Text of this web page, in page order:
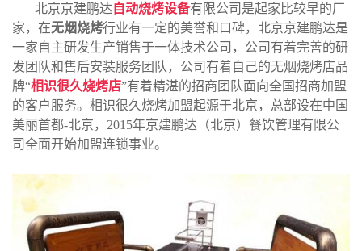
北京京建鹏达 自动烧烤设备有限公司是起家比较早的厂
家，在无烟烧烤行业有一定的美誉和口碑，北京京建鹏达是
一家自主研发生产销售于一体技术公司，公司有着完善的研
发团队和售后安装服务团队，公司有着自己的无烟烧烤店品
牌“相识很久烧烤店”有着精湛的招商团队面向全国招商加盟
的客户服务。相识很久烧烤加盟起源于北京，总部设在中国
美丽首都-北京，2015年京建鹏达（北京）餐饮管理有限公
司全面开始加盟连锁事业。